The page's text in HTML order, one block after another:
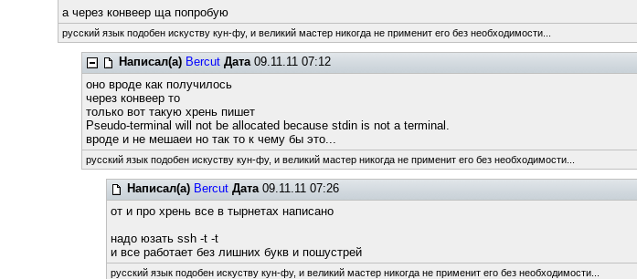
а через конвеер ща попробую
русский язык подобен искуству кун-фу, и великий мастер никогда не применит его без необходимости...
Написал(а) Bercut Дата09.11.11 07:12
оно вроде как получилось
через конвеер то
только вот такую хрень пишет
Pseudo-terminal will not be allocated because stdin is not a terminal.
вроде и не мешаеи но так то к чему бы это...
русский язык подобен искуству кун-фу, и великий мастер никогда не применит его без необходимости...
Написал(а) Bercut Дата09.11.11 07:26
от и про хрень все в тырнетах написано
надо юзать ssh -t -t
и все работает без лишних букв и пошустрей
русский язык подобен искуству кун-фу, и великий мастер никогда не применит его без необходимости...